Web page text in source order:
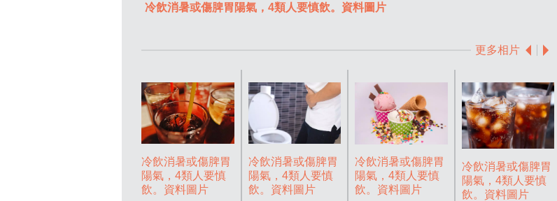
冷飲消暑或傷脾胃陽氣，4類人要慎飲。資料圖片
更多相片
冷飲消暑或傷脾胃
陽氣，4類人要慎
飲。資料圖片
冷飲消暑或傷脾胃
陽氣，4類人要慎
飲。資料圖片
冷飲消暑或傷脾胃
陽氣，4類人要慎
飲。資料圖片
冷飲消暑或傷脾胃
陽氣，4類人要慎
飲。資料圖片